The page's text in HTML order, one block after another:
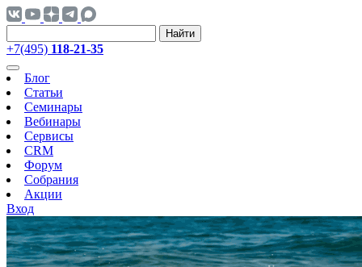
Найти
+7(495) 118-21-35
Блог
Статьи
Семинары
Вебинары
Сервисы
CRM
Форум
Собрания
Акции
Вход